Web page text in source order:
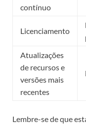
contínuo
Licenciamento
Atualizações
de recursos e
versões mais
recentes
Lembre-se de que